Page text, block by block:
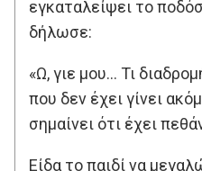
εγκαταλείψει το
δήλωσε:
«Ω, γιε μου… Τι
που δεν έχει γίνει
σημαίνει ότι έχει
Είδα το παιδί να